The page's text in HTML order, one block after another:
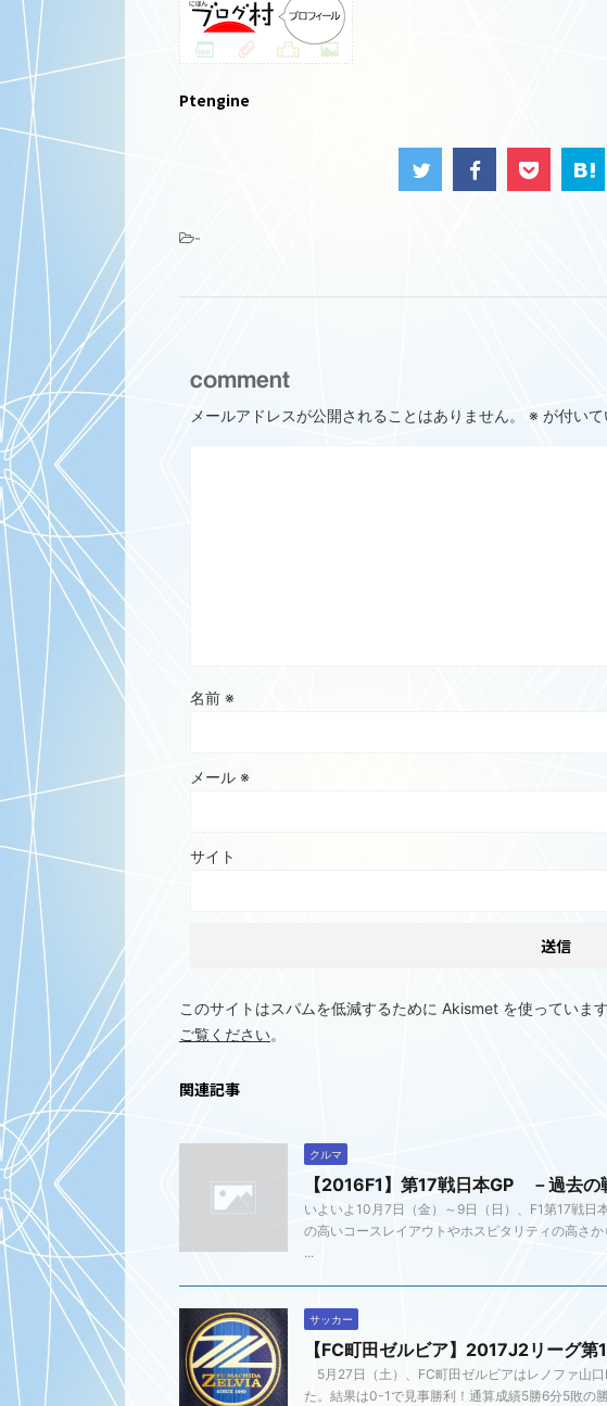
Ptengine
-
comment
メールアドレスが公開されることはありません。 ※ が付い
名前 ※
メール ※
サイト
このサイトはスパムを低減するために Akismet を使っています
ご覧ください。
関連記事
クルマ
【2016F1】第17戦日本GP －過去の
いよいよ10月7日（金）～9日（日）、F1第17戦
の高いコースレイアウトやホスピタリティの高さ
...
サッカー
【FC町田ゼルビア】2017J2リーグ第
5月27日（土）、FC町田ゼルビアはレノファ山
た。結果は0-1で見事勝利！通算成績5勝6分5敗の